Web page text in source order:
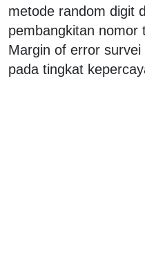
metode random digit
pembangkitan nomor
Margin of error
pada tingkat